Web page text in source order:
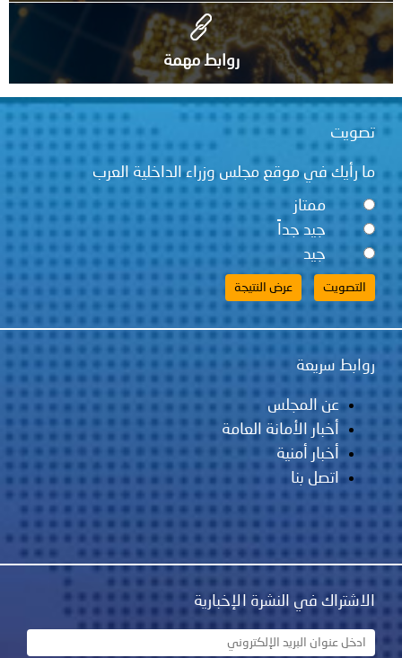
روابط مهمة
تصويت
ما رأيك في موقع مجلس وزراء الداخلية العرب
ممتاز
جيد جداً
جيد
روابط سريعة
عن المجلس
أخبار الأمانة العامة
أخبار أمنية
اتصل بنا
الاشتراك في النشرة الإخبارية